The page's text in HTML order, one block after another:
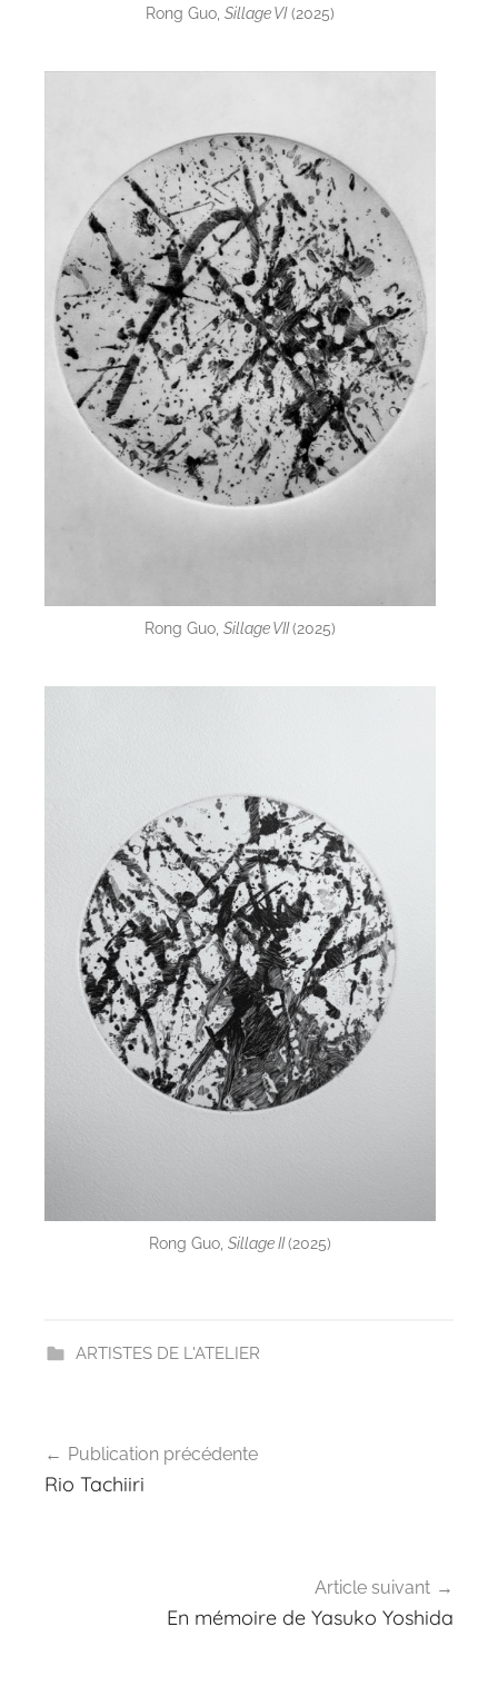
Rong Guo, Sillage VI(2025)
Rong Guo, Sillage VII(2025)
Rong Guo, Sillage II(2025)
ARTISTES DE L'ATELIER
de
Publication précédente
Rio Tachiiri
Article suivant
En mémoire de Yasuko Yoshida